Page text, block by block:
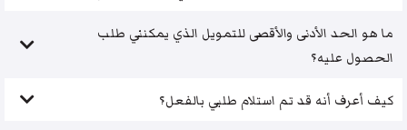
ما هو الحد الأدنى والأقصى للتمويل الذي يمكنني طلب
الحصول عليه؟
كيف أعرف أنه قد تم استلام طلبي بالفعل؟